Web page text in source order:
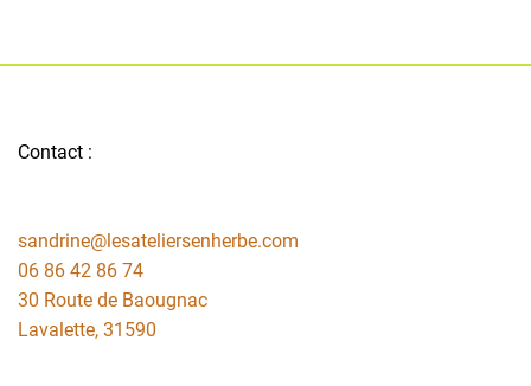
Contact :
sandrine@lesateliersenherbe.com
06 86 42 86 74
30 Route de Baougnac
Lavalette, 31590